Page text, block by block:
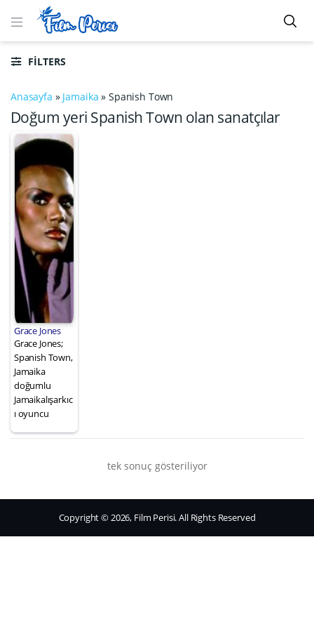
FILTERS
Anasayfa » Jamaika »Spanish Town
Doğum yeri Spanish Town olan sanatçılar
Grace Jones
Grace Jones;
Spanish Town,
Jamaika
doğumlu
Jamaikalışarkıc
ı oyuncu
tek sonuç gösteriliyor
Copyright © 2026, Film Perisi. All Rights Reserved